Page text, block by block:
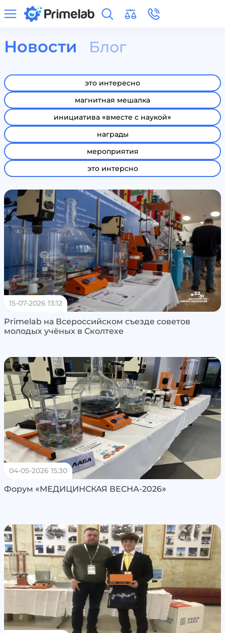
Новости Блог
это интересно
магнитная мешалка
инициатива «вместе с наукой»
награды
мероприятия
это интерсно
15-07-2026 13:12
Primelab на Всероссийском съезде советов
молодых учёных в Сколтехе
04-05-2026 15:30
Форум «МЕДИЦИНСКАЯ ВЕСНА-2026»